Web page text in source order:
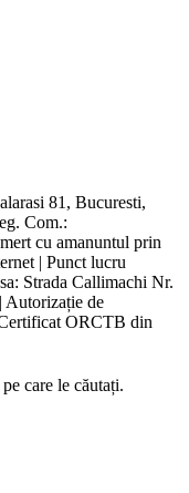
81, Bucuresti,
Com.:
cu amanuntul prin
| Punct lucru
Strada Callimachi Nr.
Autorizație de
ORCTB din
care le căutați.